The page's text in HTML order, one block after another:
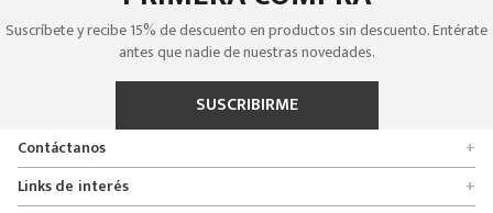
Suscríbete y recibe 15% de descuento en productos sin descuento. Entérate
antes que nadie de nuestras novedades.
SUSCRIBIRME
Contáctanos
+
Encuentra tu tienda
Links de interés +